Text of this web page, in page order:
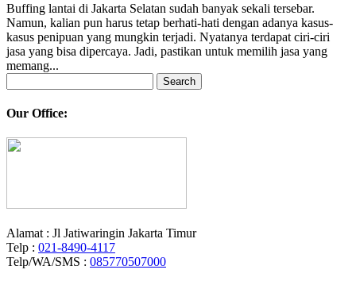
Buffing lantai di Jakarta Selatan sudah banyak sekali tersebar.
Namun, kalian pun harus tetap berhati-hati dengan adanya kasus-
kasus penipuan yang mungkin terjadi. Nyatanya terdapat ciri-ciri
jasa yang bisa dipercaya. Jadi, pastikan untuk memilih jasa yang
memang...
for:
Our Office:
Alamat : Jl Jatiwaringin Jakarta Timur
Telp : 021-8490-4117
Telp/WA/SMS : 085770507000